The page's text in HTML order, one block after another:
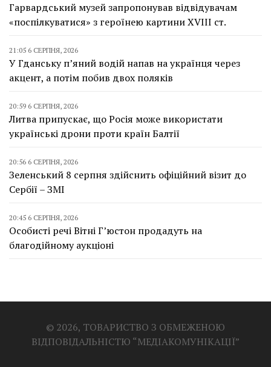
Гарвардський музей запропонував відвідувачам
«поспілкуватися» з героїнею картини XVIII ст.
21:05 6 СЕРПНЯ, 2026
У Гданську п’яний водій напав на українця через
акцент, а потім побив двох поляків
20:59 6 СЕРПНЯ, 2026
Литва припускає, що Росія може використати
українські дрони проти країн Балтії
20:56 6 СЕРПНЯ, 2026
Зеленський 8 серпня здійснить офіційний візит до
Сербії – ЗМІ
20:45 6 СЕРПНЯ, 2026
Особисті речі Вітні Г’юстон продадуть на
благодійному аукціоні
© 2026, ТОВАРИСТВО З ОБМЕЖЕНОЮ
ВІДПОВІДАЛЬНІСТЮ “МЕДІАКОМУНІКАЦІЇ”